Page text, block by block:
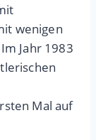
wenigen
Jahr 1983
Mal auf